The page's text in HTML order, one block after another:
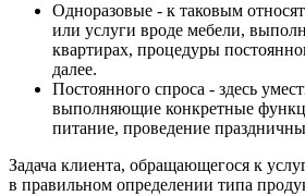
Одноразовые - к таковым
или услуги вроде мебели,
квартирах, процедуры
далее.
Постоянного спроса - здесь
выполняющие конкретные
питание, проведение
Задача клиента, обращающегося к
в правильном определении типа